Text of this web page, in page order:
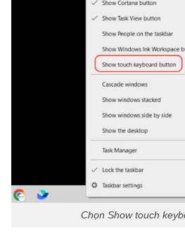
Chọn Show touch